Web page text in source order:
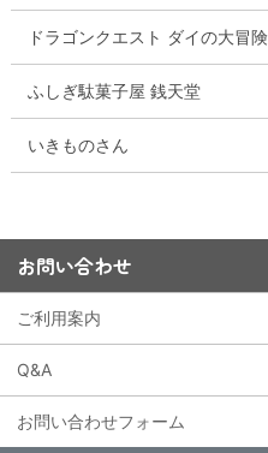
ドラゴンクエスト ダイの大冒険
ふしぎ駄菓子屋 銭天堂
いきものさん
お問い合わせ
ご利用案内
Q&A
お問い合わせフォーム